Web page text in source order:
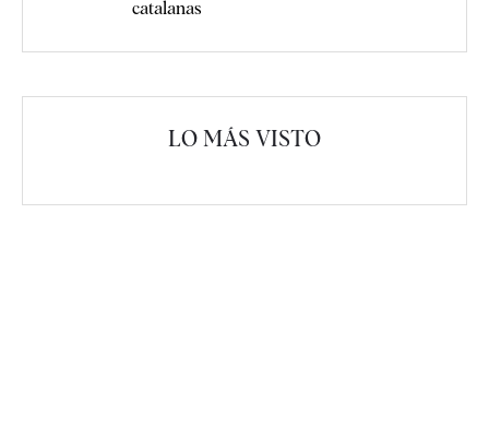
catalanas
LO MÁS VISTO